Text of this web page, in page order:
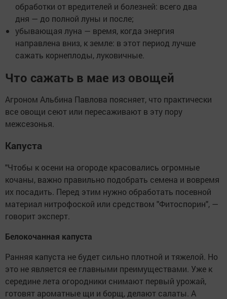
обработки от вредителей и болезней: всего два
дня — до полной луны и после;
убывающая луна — время, когда энергия
направлена вниз, к земле: в этот период лучше
сажать корнеплоды, луковичные.
Что сажать в мае из овощей
Агроном Альбина Павлова поясняет, что практически
все овощи сеют или пересаживают в эту пору
межсезонья.
Капуста
"Чтобы к осени на огороде красовались огромные
кочаны, важно правильно подобрать семена и вовремя
их посадить. Перед этим нужно обработать посевной
материал нитрофоской или средством "Фитоспорин", —
говорит эксперт.
Белокочанная капуста
Ранняя капуста не будет сильно плотной и тяжелой. Но
это не является ее главными преимуществами. Уже к
середине лета огородники снимают первый урожай,
готовят ароматные щи и борщ, делают салаты. А